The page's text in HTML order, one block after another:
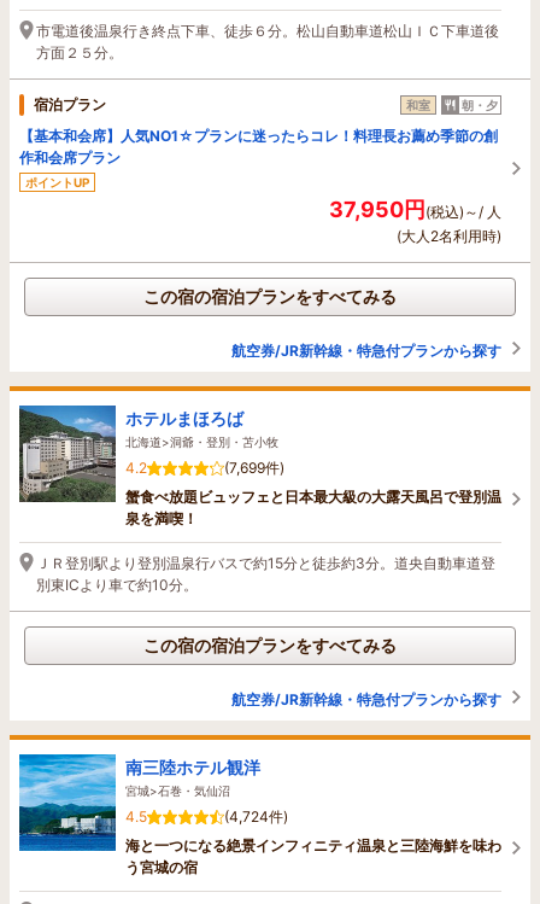
市電道後温泉行き終点下車、徒歩６分。松山自動車道松山ＩＣ下車道後
方面２５分。
宿泊プラン 和室 朝・夕
【基本和会席】人気NO1☆プランに迷ったらコレ！料理長お薦め季節の創
作和会席プラン
ポイントUP
37,950円(税込)～/ 人
(大人2名利用時)
この宿の宿泊プランをすべてみる
航空券/JR新幹線・特急付プランから探す
ホテルまほろば
北海道>洞爺・登別・苫小牧
4.2
(7,699件)
蟹食べ放題ビュッフェと日本最大級の大露天風呂で登別温
泉を満喫！
ＪＲ登別駅より登別温泉行バスで約15分と徒歩約3分。道央自動車道登
別東ICより車で約10分。
この宿の宿泊プランをすべてみる
航空券/JR新幹線・特急付プランから探す
南三陸ホテル観洋
宮城>石巻・気仙沼
4.5
(4,724件)
海と一つになる絶景インフィニティ温泉と三陸海鮮を味わ
う宮城の宿